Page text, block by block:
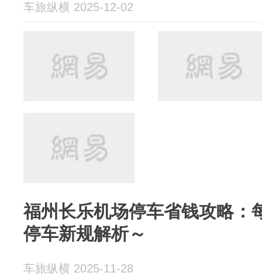
车旅纵横 2025-12-02
福州长乐机场停车省钱攻略：
停车新规解析～
车旅纵横 2025-11-28